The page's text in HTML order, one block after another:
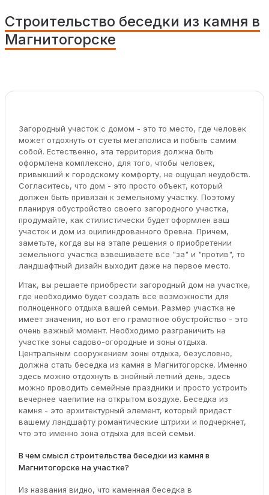
Строительство беседки из камня в
Магнитогорске
Загородный участок с домом - это то место, где человек
может отдохнуть от суеты мегаполиса и побыть самим
собой. Естественно, эта территория должна быть
оформлена комплексно, для того, чтобы человек,
привыкший к городскому комфорту, не ощущал неудобств.
Согласитесь, что дом - это просто объект, который
должен быть привязан к земельному участку. Поэтому
планируя обустройство своего загородного участка,
продумайте, как стилистически будет оформлен ваш
участок и дом из оцилиндрованного бревна. Причем,
заметьте, когда вы на этапе решения о приобретении
земельного участка взвешиваете все "за" и "против", то
ландшафтный дизайн выходит даже на первое место.
Итак, вы решаете приобрести загородный дом на участке,
где необходимо будет создать все возможности для
полноценного отдыха вашей семьи. Размер участка не
имеет значения, но вот его грамотное обустройство - это
очень важный момент. Необходимо разграничить на
участке зоны садово-огородные и зоны отдыха.
Центральным сооружением зоны отдыха, безусловно,
должна стать беседка из камня в Магнитогорске. Именно
здесь можно отдохнуть в знойный летний день, здесь
можно проводить семейные праздники и просто устроить
вечернее чаепитие на открытом воздухе. Беседка из
камня - это архитектурный элемент, который придаст
вашему ландшафту романтические штрихи и подчеркнет,
что это именно зона отдыха для всей семьи.
В чем смысл строительства беседки из камня в
Магнитогорске на участке?
Из названия видно, что каменная беседка в